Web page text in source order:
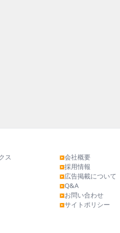
ス ▶会社概要
▶採用情報
▶広告掲載について
▶Q&A
▶お問い合わせ
▶サイトポリシー